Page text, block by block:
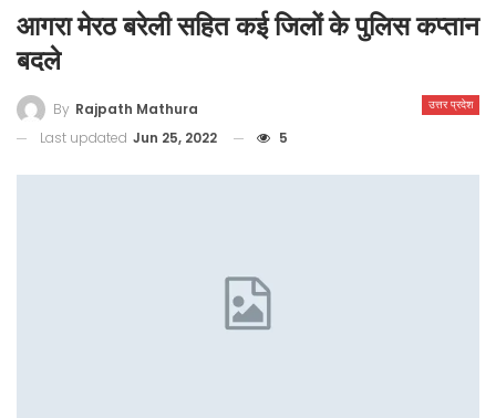
आगरा मेरठ बरेली सहित कई जिलों के पुलिस कप्तान
बदले
उत्तर प्रदेश
By Rajpath Mathura
Last updated Jun 25, 2022 5